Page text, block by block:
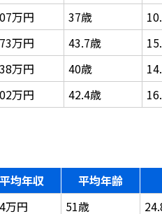
万円 37歳
万円 43.7歳
万円 40歳
万円 42.4歳
平均年収 平均年齢
万円 51歳